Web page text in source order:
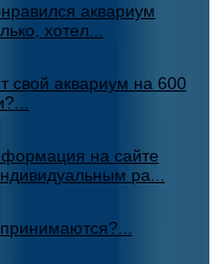
аквариум
хотел...
свой аквариум на 600
на сайте
ра...